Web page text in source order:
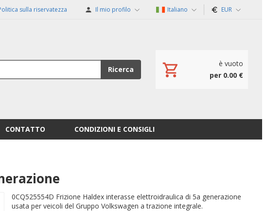
sulla riservatezza Il mio profilo Italiano EUR
Ricerca
è vuoto
per 0.00 €
CONTATTO CONDIZIONI E CONSIGLI
0CQ525554D Frizione Haldex interasse elettroidraulica di 5a generazione
usata per veicoli del Gruppo Volkswagen a trazione integrale.